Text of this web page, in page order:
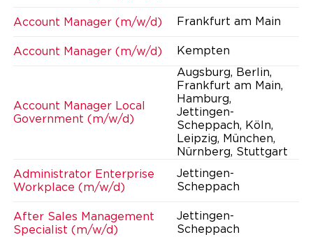
Account Manager (m/w/d) Frankfurt am Main
Account Manager (m/w/d) Kempten
Account Manager Local
Government (m/w/d)
Augsburg, Berlin,
Frankfurt am Main,
Hamburg,
Jettingen-
Scheppach, Köln,
Leipzig, München,
Nürnberg, Stuttgart
Administrator Enterprise
Workplace (m/w/d)
Jettingen-
Scheppach
After Sales Management
Specialist (m/w/d)
Jettingen-
Scheppach